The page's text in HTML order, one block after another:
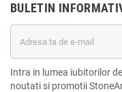
BULETIN
Intra in lumea iubitorilor
noutati si promotii